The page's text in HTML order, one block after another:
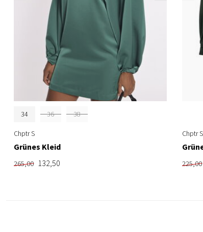
34 36 38
Chptr S
Grünes Kleid
265,00 132,50
Chptr S
225,00